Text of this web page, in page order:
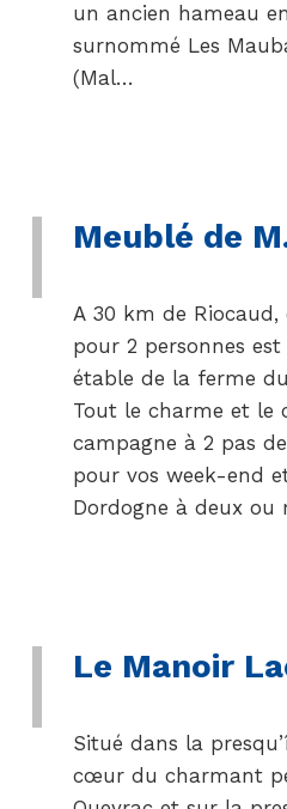
un ancien hameau
surnommé Les
(Mal…
Meublé de
A 30 km de Riocaud,
pour 2 personnes est
étable de la ferme
Tout le charme et le
campagne à 2 pas
pour vos week-end
Dordogne à deux ou
Le Manoir
Situé dans la
cœur du charmant